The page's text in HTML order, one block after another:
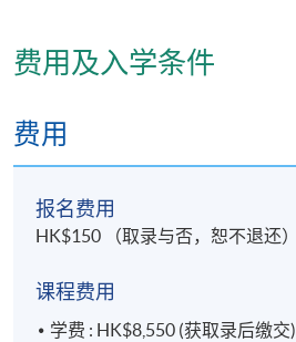
费用及入学条件
费用
报名费用
HK$150 （取录与否，恕不退还）
课程费用
学费 : HK$8,550 (获取录后缴交)